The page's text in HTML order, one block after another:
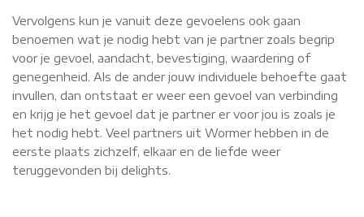
Vervolgens kun je vanuit deze gevoelens ook gaan
benoemen wat je nodig hebt van je partner zoals begrip
voor je gevoel, aandacht, bevestiging, waardering of
genegenheid. Als de ander jouw individuele behoefte gaat
invullen, dan ontstaat er weer een gevoel van verbinding
en krijg je het gevoel dat je partner er voor jou is zoals je
het nodig hebt. Veel partners uit Wormer hebben in de
eerste plaats zichzelf, elkaar en de liefde weer
teruggevonden bij delights.